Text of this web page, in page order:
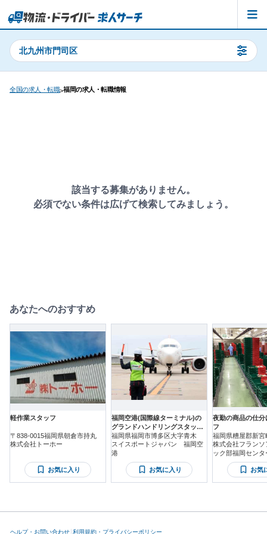
北九州市門司区
全国の求人・転職>福岡の求人・転職情報
該当する募集がありません。
必須でない条件は広げて検索してみましょう。
あなたへのおすすめ
軽作業スタッフ
〒838-0015福岡県朝倉市持丸
株式会社トーホー
お気に入り
福岡空港(国際線ターミナル)の
グランドハンドリングスタッフ /
パートタイム
福岡県福岡市博多区大字青木
スイスポートジャパン 福岡空
港
お気に入り
夜勤の商品の仕
フ
福岡県糟屋郡新宮
株式会社フラン
ック部福岡センタ
お気
ヘルプ・お問い合わせ 利用規約・プライバシーポリシー